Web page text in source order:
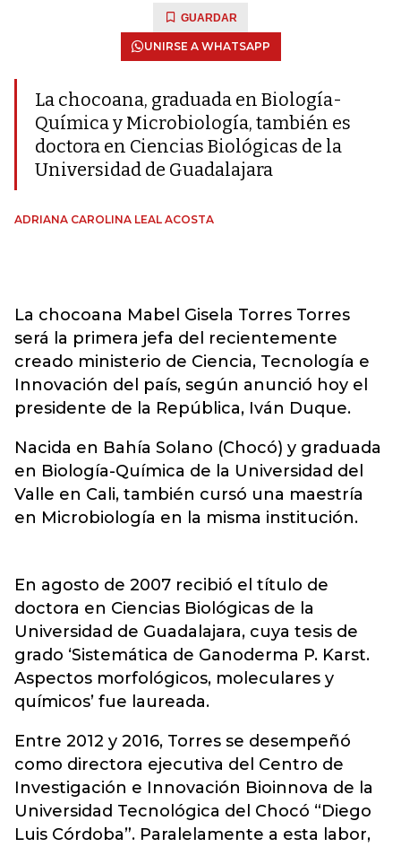
GUARDAR
UNIRSE A WHATSAPP
La chocoana, graduada en Biología-
Química y Microbiología, también es
doctora en Ciencias Biológicas de la
Universidad de Guadalajara
ADRIANA CAROLINA LEAL ACOSTA
La chocoana Mabel Gisela Torres Torres
será la primera jefa del recientemente
creado ministerio de Ciencia, Tecnología e
Innovación del país, según anunció hoy el
presidente de la República, Iván Duque.
Nacida en Bahía Solano (Chocó) y graduada
en Biología-Química de la Universidad del
Valle en Cali, también cursó una maestría
en Microbiología en la misma institución.
En agosto de 2007 recibió el título de
doctora en Ciencias Biológicas de la
Universidad de Guadalajara, cuya tesis de
grado ‘Sistemática de Ganoderma P. Karst.
Aspectos morfológicos, moleculares y
químicos’ fue laureada.
Entre 2012 y 2016, Torres se desempeñó
como directora ejecutiva del Centro de
Investigación e Innovación Bioinnova de la
Universidad Tecnológica del Chocó “Diego
Luis Córdoba”. Paralelamente a esta labor,